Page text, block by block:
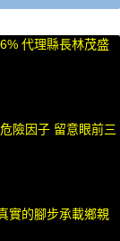
代理縣長林茂盛
險因子 留意眼前三
實的腳步承載鄉親